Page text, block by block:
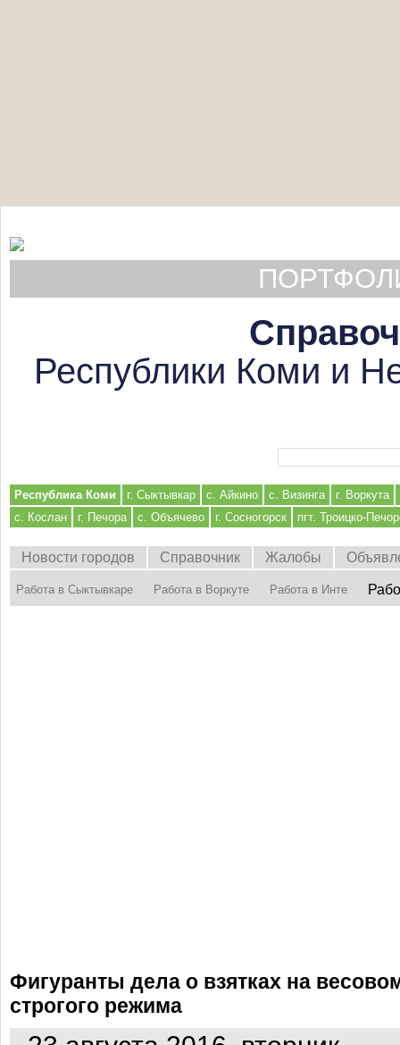
Республики Коми и
Республика Коми г. Сыктывкар с. Айкино с. Визинга
г. Воркута
с. Кослан
г. Печора с. Объячево г. Сосногорск пгт. Троицко-
Новости городов Справочник Жалобы
Работа в Сыктывкаре Работа в Воркуте Работа в Инте
Фигуранты дела о взятках на
строгого режима